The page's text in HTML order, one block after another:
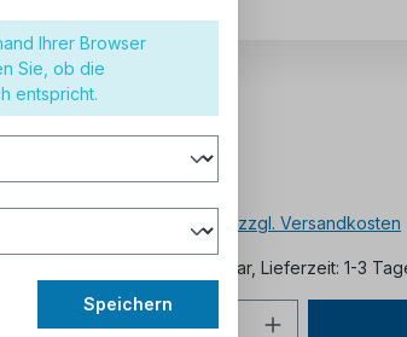
57,12 €*
Preise inkl. MwSt. zzgl. Versandkosten
Sofort verfügbar, Lieferzeit: 1-3
Ihrer Browser
Sie, ob die
entspricht.
Speichern